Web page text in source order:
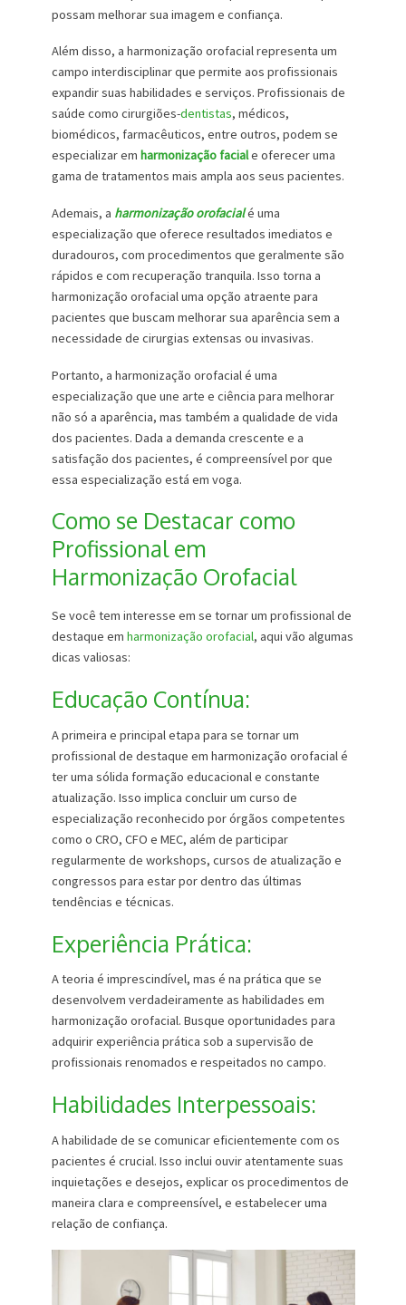
possam melhorar sua imagem e confiança.
Além disso, a harmonização orofacial representa um
campo interdisciplinar que permite aos profissionais
expandir suas habilidades e serviços. Profissionais de
saúde como cirurgiões-dentistas, médicos,
biomédicos, farmacêuticos, entre outros, podem se
especializar em harmonização faciale oferecer uma
gama de tratamentos mais ampla aos seus pacientes.
Ademais, a harmonização orofacialé uma
especialização que oferece resultados imediatos e
duradouros, com procedimentos que geralmente são
rápidos e com recuperação tranquila. Isso torna a
harmonização orofacial uma opção atraente para
pacientes que buscam melhorar sua aparência sem a
necessidade de cirurgias extensas ou invasivas.
Portanto, a harmonização orofacial é uma
especialização que une arte e ciência para melhorar
não só a aparência, mas também a qualidade de vida
dos pacientes. Dada a demanda crescente e a
satisfação dos pacientes, é compreensível por que
essa especialização está em voga.
Como se Destacar como
Profissional em
Harmonização Orofacial
Se você tem interesse em se tornar um profissional de
destaque em harmonização orofacial, aqui vão algumas
dicas valiosas:
Educação Contínua:
A primeira e principal etapa para se tornar um
profissional de destaque em harmonização orofacial é
ter uma sólida formação educacional e constante
atualização. Isso implica concluir um curso de
especialização reconhecido por órgãos competentes
como o CRO, CFO e MEC, além de participar
regularmente de workshops, cursos de atualização e
congressos para estar por dentro das últimas
tendências e técnicas.
Experiência Prática:
A teoria é imprescindível, mas é na prática que se
desenvolvem verdadeiramente as habilidades em
harmonização orofacial. Busque oportunidades para
adquirir experiência prática sob a supervisão de
profissionais renomados e respeitados no campo.
Habilidades Interpessoais:
A habilidade de se comunicar eficientemente com os
pacientes é crucial. Isso inclui ouvir atentamente suas
inquietações e desejos, explicar os procedimentos de
maneira clara e compreensível, e estabelecer uma
relação de confiança.